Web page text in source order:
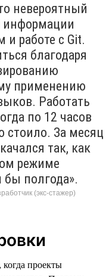
невероятный
и работе с Git.
благодаря
применению
Работать
по 12 часов
стоило. За месяц
так, как
режиме
бы полгода».
(экс-стажер)
проекты